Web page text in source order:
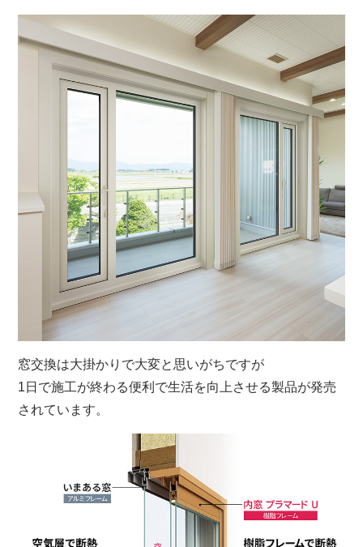
窓交換は大掛かりで大変と思いがちですが
1日で施工が終わる便利で生活を向上させる製品が発売
されています。